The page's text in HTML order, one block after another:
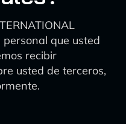
que usted
recibir
usted de terceros,